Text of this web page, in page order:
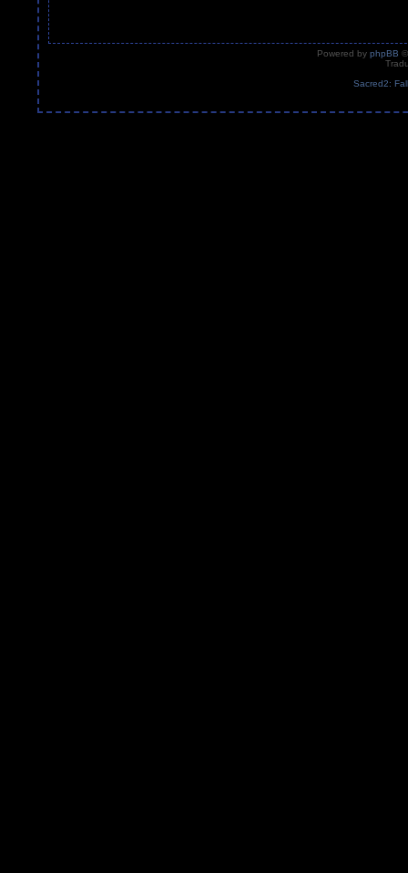
Powered by phpBB
Sacred2: